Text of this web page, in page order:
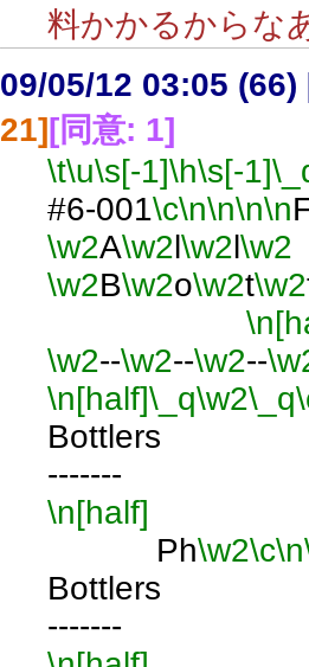
料かかるからな
09/05/12 03:05 (66)
21][同意: 1]
\t\u\s[-1]\h\s[-1]
#6-001\c\n\n\n\n
\w2A\w2l\w2l\w2
\w2B\w2o\w2t\w2
\w2--\w2--\w2--
\n[half]\_q\w2\_q
-------
\n[half]
Ph\w2\c\n
-------